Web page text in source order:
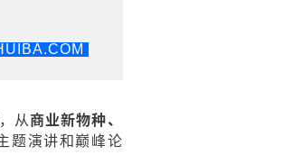
从商业新物种、
题演讲和巅峰论